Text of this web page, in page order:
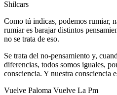
Shilcars
Como tú indicas, podemos rumiar,
rumiar es barajar distintos
no se trata de eso.
Se trata del no-pensamiento y,
diferencias, todos somos iguales,
consciencia. Y nuestra consciencia
Vuelve Paloma Vuelve La Pm